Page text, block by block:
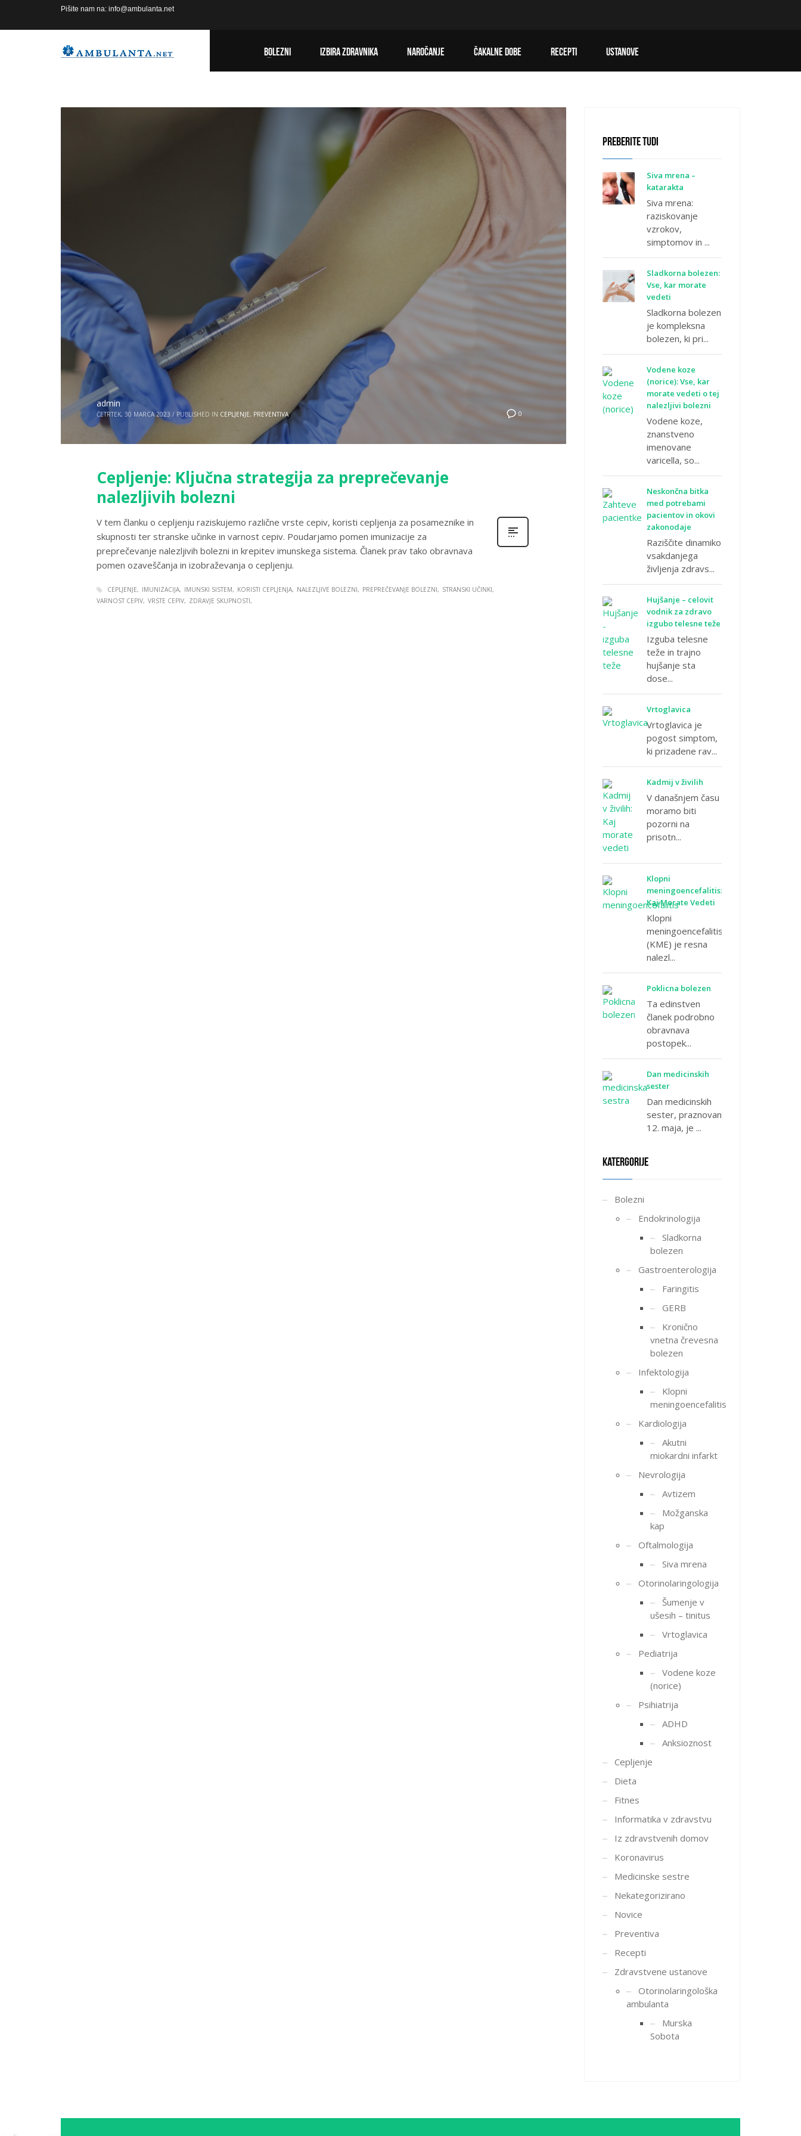
Pišite nam na: info@ambulanta.net
BOLEZNI IZBIRA ZDRAVNIKA NAROČANJE ČAKALNE DOBE RECEPTI USTANOVE
0
admin
ČETRTEK, 30 MARCA 2023 / PUBLISHED IN CEPLJENJE, PREVENTIVA
Cepljenje: Ključna strategija za preprečevanje
nalezljivih bolezni
V tem članku o cepljenju raziskujemo različne vrste cepiv, koristi cepljenja za posameznike in
skupnosti ter stranske učinke in varnost cepiv. Poudarjamo pomen imunizacije za
preprečevanje nalezljivih bolezni in krepitev imunskega sistema. Članek prav tako obravnava
pomen ozaveščanja in izobraževanja o cepljenju.
CEPLJENJE IMUNIZACIJA IMUNSKI SISTEM KORISTI CEPLJENJA NALEZLJIVE BOLEZNI PREPREČEVANJE BOLEZNI
STRANSKI UČINKI
VARNOST CEPIV VRSTE CEPIV ZDRAVJE SKUPNOSTI
PREBERITE TUDI
Siva mrena –
katarakta
Siva mrena:
raziskovanje
vzrokov,
simptomov in ...
Sladkorna bolezen:
Vse, kar morate
vedeti
Sladkorna bolezen
je kompleksna
bolezen, ki pri...
Vodene koze
(norice): Vse, kar
morate vedeti o tej
nalezljivi bolezni
Vodene koze,
znanstveno
imenovane
varicella, so...
Neskončna bitka
med potrebami
pacientov in okovi
zakonodaje
Raziščite dinamiko
vsakdanjega
življenja zdravs...
Hujšanje – celovit
vodnik za zdravo
izgubo telesne teže
Izguba telesne
teže in trajno
hujšanje sta
dose...
Vrtoglavica
Vrtoglavica je
pogost simptom,
ki prizadene rav...
Kadmij v živilih
V današnjem času
moramo biti
pozorni na
prisotn...
Klopni
meningoencefalitis:
Kaj Morate Vedeti
Klopni
meningoencefalitis
(KME) je resna
nalezl...
Poklicna bolezen
Ta edinstven
članek podrobno
obravnava
postopek...
Dan medicinskih
sester
Dan medicinskih
sester, praznovan
12. maja, je ...
KATERGORIJE
Bolezni
Endokrinologija
Sladkorna
bolezen
Gastroenterologija
Faringitis
GERB
Kronično
vnetna črevesna
bolezen
Infektologija
Klopni
meningoencefalitis
Kardiologija
Akutni
miokardni infarkt
Nevrologija
Avtizem
Možganska
kap
Oftalmologija
Siva mrena
Otorinolaringologija
Šumenje v
ušesih – tinitus
Vrtoglavica
Pediatrija
Vodene koze
(norice)
Psihiatrija
ADHD
Anksioznost
Cepljenje
Dieta
Fitnes
Informatika v zdravstvu
Iz zdravstvenih domov
Koronavirus
Medicinske sestre
Nekategorizirano
Novice
Preventiva
Recepti
Zdravstvene ustanove
Otorinolaringološka
ambulanta
Murska
Sobota